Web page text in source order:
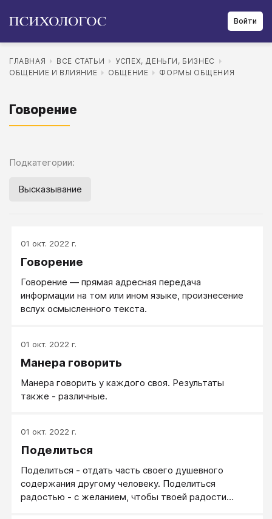
Войти
ГЛАВНАЯ ВСЕ СТАТЬИ
УСПЕХ, ДЕНЬГИ, БИЗНЕС
ОБЩЕНИЕ И ВЛИЯНИЕ
ОБЩЕНИЕ ФОРМЫ ОБЩЕНИЯ
Говорение
Подкатегории:
Высказывание
01 окт. 2022 г.
Говорение
Говорение ― прямая адресная передача
информации на том или ином языке, произнесение
вслух осмысленного текста.
01 окт. 2022 г.
Манера говорить
Манера говорить у каждого своя. Результаты
также - различные.
01 окт. 2022 г.
Поделиться
Поделиться - отдать часть своего душевного
содержания другому человеку. Поделиться
радостью - с желанием, чтобы твоей радости